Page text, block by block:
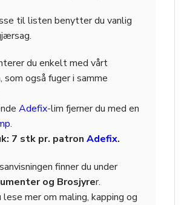
til listen benytter du vanlig
du enkelt med vårt
som også fuger i samme
Adefix-lim fjerner du med en
.
7 stk pr. patron Adefix.
finner du under
og Brosjyrer.
lese mer om maling, kapping og